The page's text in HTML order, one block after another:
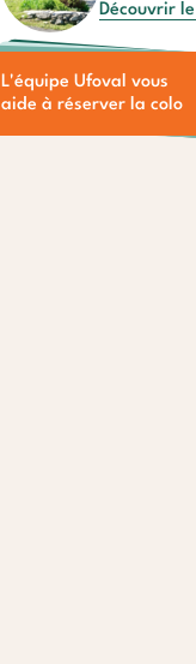
Découvrir
L'équipe Ufoval vous
aide à réserver la colo